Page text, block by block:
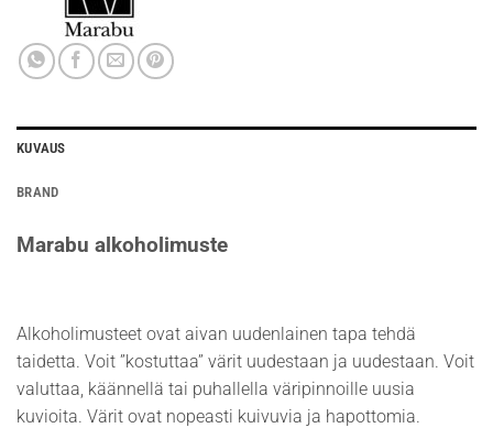
KUVAUS
BRAND
Marabu alkoholimuste
Alkoholimusteet ovat aivan uudenlainen tapa tehdä
taidetta. Voit ”kostuttaa” värit uudestaan ja uudestaan. Voit
valuttaa, käännellä tai puhallella väripinnoille uusia
kuvioita. Värit ovat nopeasti kuivuvia ja hapottomia.